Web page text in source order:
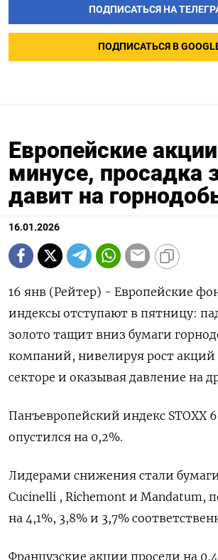
ПОДПИСАТЬСЯ НА
ПОДПИСАТЬСЯ В
Европейские
минусе, просадка
давит на
16.01.2026
16 янв (Рейтер) - Европейские
индексы отступают в пятницу:
золото тащит вниз бумаги
компаний, ⁠нивелируя рост
секторе и оказывая давление ⁠на
Панъевропейский индекс ‌STOXX
опустился на 0,2%.
Лидерами ​снижения стали
Cucinelli , Richemont ⁠и Mandatum,
на 4,1​%, 3,‌8% и 3,7%
Французские акции просели на